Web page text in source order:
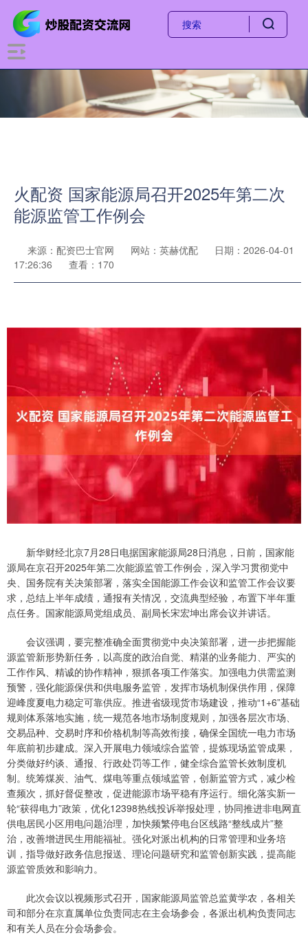
火配资 国家能源局召开2025年第二次
能源监管工作例会
来源：配资巴士官网 网站：英赫优配
日期：2026-04-01
17:26:36
查看：170
新华财经北京7月28日电据国家能源局28日消息，日前，国家能
源局在京召开2025年第二次能源监管工作例会，深入学习贯彻党中
央、国务院有关决策部署，落实全国能源工作会议和监管工作会议要
求，总结上半年成绩，通报有关情况，交流典型经验，布置下半年重
点任务。国家能源局党组成员、副局长宋宏坤出席会议并讲话。
会议强调，要完整准确全面贯彻党中央决策部署，进一步把握能
源监管新形势新任务，以高度的政治自觉、精湛的业务能力、严实的
工作作风、精诚的协作精神，狠抓各项工作落实。加强电力供需监测
预警，强化能源保供和供电服务监管，发挥市场机制保供作用，保障
迎峰度夏电力稳定可靠供应。推进省级现货市场建设，推动“1+6”基础
规则体系落地实施，统一规范各地市场制度规则，加强各层次市场、
交易品种、交易时序和价格机制等高效衔接，确保全国统一电力市场
年底前初步建成。深入开展电力领域综合监管，提炼现场监管成果，
分类做好约谈、通报、行政处罚等工作，健全综合监管长效制度机
制。统筹煤炭、油气、煤电等重点领域监管，创新监管方式，减少检
查频次，抓好督促整改，促进能源市场平稳有序运行。细化落实新一
轮“获得电力”政策，优化12398热线投诉举报处理，协同推进非电网直
供电居民小区用电问题治理，加快频繁停电台区线路“整线成片”整
治，改善增进民生用能福祉。强化对派出机构的日常管理和业务培
训，指导做好政务信息报送、理论问题研究和监管创新实践，提高能
源监管质效和影响力。
此次会议以视频形式召开，国家能源局监管总监黄学农，各相关
司和部分在京直属单位负责同志在主会场参会，各派出机构负责同志
和有关人员在分会场参会。